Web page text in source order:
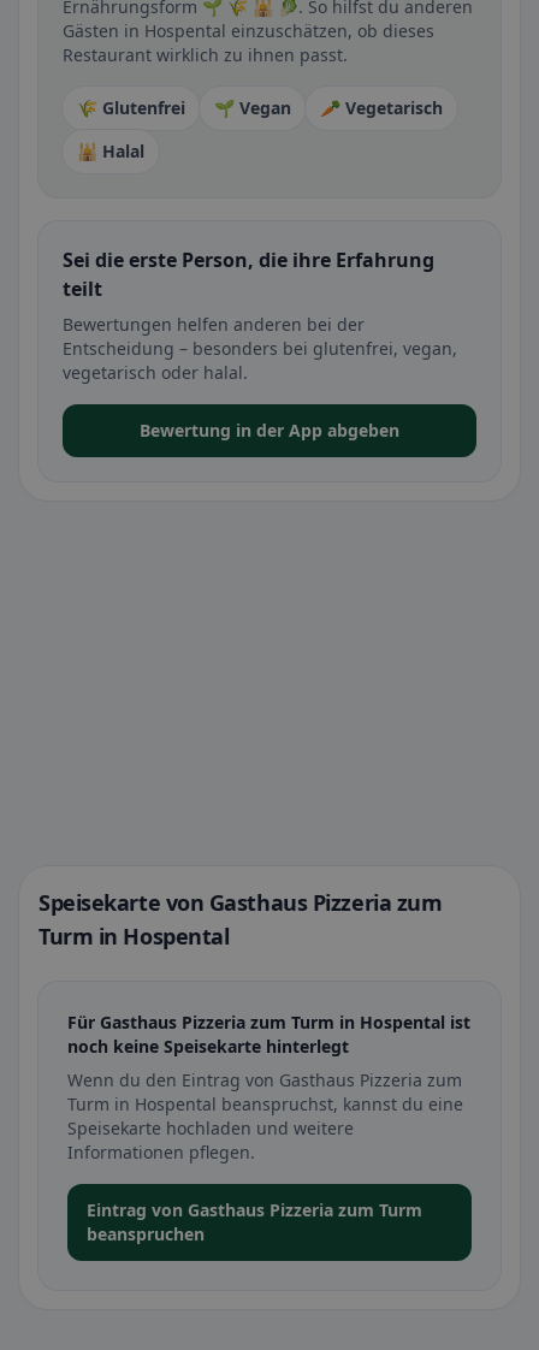
Ernährungsform 🌱 🌾 🕌 🥬. So hilfst du anderen
Gästen in Hospental einzuschätzen, ob dieses
Restaurant wirklich zu ihnen passt.
🌾 Glutenfrei 🌱 Vegan
🥕 Vegetarisch
🕌 Halal
Sei die erste Person, die ihre Erfahrung
teilt
Bewertungen helfen anderen bei der
Entscheidung – besonders bei glutenfrei, vegan,
vegetarisch oder halal.
Bewertung in der App abgeben
Speisekarte von Gasthaus Pizzeria zum
Turm in Hospental
Für Gasthaus Pizzeria zum Turm in Hospental ist
noch keine Speisekarte hinterlegt
Wenn du den Eintrag von Gasthaus Pizzeria zum
Turm in Hospental beanspruchst, kannst du eine
Speisekarte hochladen und weitere
Informationen pflegen.
Eintrag von Gasthaus Pizzeria zum Turm
beanspruchen